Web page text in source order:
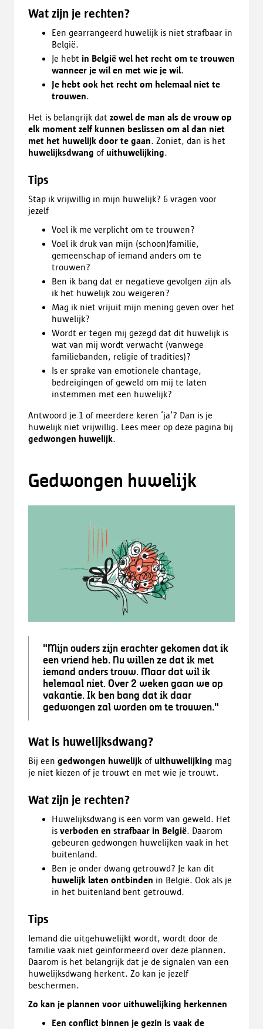
Wat zijn je rechten?
Een gearrangeerd huwelijk is niet strafbaar in
België.
Je hebt in België wel het recht om te trouwen
wanneer je wil en met wie je wil.
Je hebt ook het recht om helemaal niet te
trouwen.
Het is belangrijk dat zowel de man als de vrouw op
elk moment zelf kunnen beslissen om al dan niet
met het huwelijk door te gaan. Zoniet, dan is het
huwelijksdwang of uithuwelijking.
Tips
Stap ik vrijwillig in mijn huwelijk? 6 vragen voor
jezelf
Voel ik me verplicht om te trouwen?
Voel ik druk van mijn (schoon)familie,
gemeenschap of iemand anders om te
trouwen?
Ben ik bang dat er negatieve gevolgen zijn als
ik het huwelijk zou weigeren?
Mag ik niet vrijuit mijn mening geven over het
huwelijk?
Wordt er tegen mij gezegd dat dit huwelijk is
wat van mij wordt verwacht (vanwege
familiebanden, religie of tradities)?
Is er sprake van emotionele chantage,
bedreigingen of geweld om mij te laten
instemmen met een huwelijk?
Antwoord je 1 of meerdere keren ‘ja’? Dan is je
huwelijk niet vrijwillig. Lees meer op deze pagina bij
gedwongen huwelijk.
Gedwongen huwelijk
"Mijn ouders zijn erachter gekomen dat ik
een vriend heb. Nu willen ze dat ik met
iemand anders trouw. Maar dat wil ik
helemaal niet. Over 2 weken gaan we op
vakantie. Ik ben bang dat ik daar
gedwongen zal worden om te trouwen."
Wat is huwelijksdwang?
Bij een gedwongen huwelijk of uithuwelijking mag
je niet kiezen of je trouwt en met wie je trouwt.
Wat zijn je rechten?
Huwelijksdwang is een vorm van geweld. Het
is verboden en strafbaar in België. Daarom
gebeuren gedwongen huwelijken vaak in het
buitenland.
Ben je onder dwang getrouwd? Je kan dit
huwelijk laten ontbinden in België. Ook als je
in het buitenland bent getrouwd.
Tips
Iemand die uitgehuwelijkt wordt, wordt door de
familie vaak niet geïnformeerd over deze plannen.
Daarom is het belangrijk dat je de signalen van een
huwelijksdwang herkent. Zo kan je jezelf
beschermen.
Zo kan je plannen voor uithuwelijking herkennen
Een conflict binnen je gezin is vaak de